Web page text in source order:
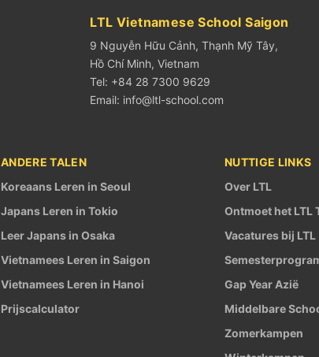
LTL Vietnamese School Saigon
9 Nguyễn Hữu Cảnh, Thạnh Mỹ Tây,
Hồ Chí Minh, Vietnam
Tel: +84 28 7300 9629
Email: info@ltl-school.com
ANDERE TALEN
Koreaans Leren in Seoul
Japans Leren in Tokio
Leer Japans in Osaka
Vietnamees Leren in Saigon
Vietnamees Leren in Hanoi
Prijscalculator
NUTTIGE LINKS
Over LTL
Ontmoet het LTL
Vacatures bij LTL
Gap Year Azië
Middelbare
Zomerkampen